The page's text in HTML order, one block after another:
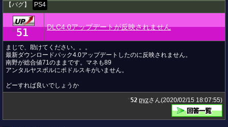
【バグ】
PS4
★ 51 DLC4.0アップデートが反映されません
まじで、助けてください。。。
最新ダウンロードパック4.0アップデートしたのに反映されません。
南野が総合値71のままです。マネも89
アンタルヤスポルにポドルスキがいません。
どーすれば良いでしょうか
52 pyzさん(2020/02/15 18:07:55)